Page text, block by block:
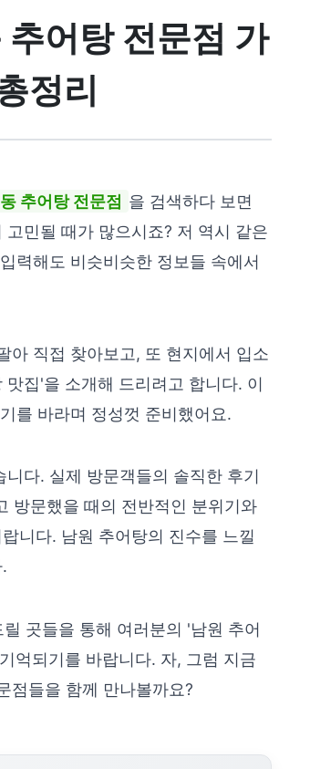
어탕 전문점 가
정리
추어탕 전문점 을 검색하다 보면
민될 때가 많으시죠? 저 역시 같은
력해도 비슷비슷한 정보들 속에서
아 직접 찾아보고, 또 현지에서 입소
집'을 소개해 드리려고 합니다. 이
를 바라며 정성껏 준비했어요.
다. 실제 방문객들의 솔직한 후기
방문했을 때의 전반적인 분위기와
니다. 남원 추어탕의 진수를 느낄
곳들을 통해 여러분의 '남원 추어
억되기를 바랍니다. 자, 그럼 지금
점들을 함께 만나볼까요?